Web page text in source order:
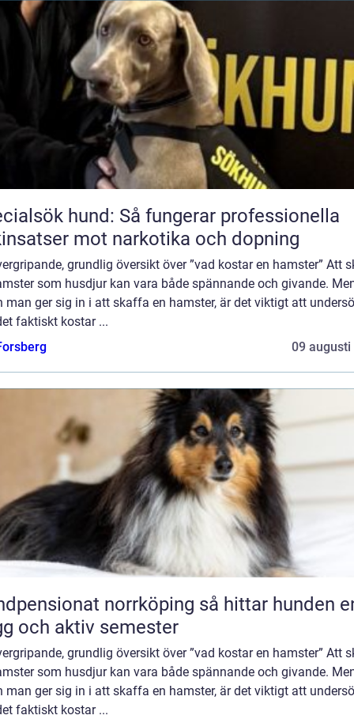
hund: Så fungerar professionella
mot narkotika och dopning
grundlig översikt över ”vad kostar en hamster” Att
som husdjur kan vara både spännande och givande.
man ger sig in i att skaffa en hamster, är det viktigt att
faktiskt kostar ...
09 augusti
norrköping så hittar hunden en
och aktiv semester
grundlig översikt över ”vad kostar en hamster” Att
som husdjur kan vara både spännande och givande.
man ger sig in i att skaffa en hamster, är det viktigt att
faktiskt kostar ...